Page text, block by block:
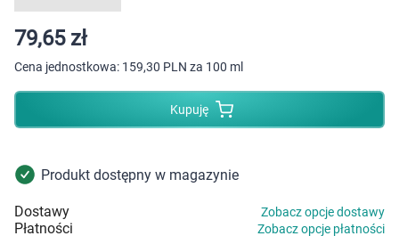
Higiena
79,65 zł
Cena jednostkowa: 159,30 PLN za 100 ml
Kupuję
Produkt dostępny w magazynie
Dostawy Zobacz opcje dostawy
Płatności Zobacz opcje płatności